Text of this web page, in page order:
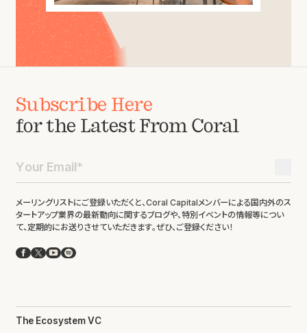
Subscribe Here
for the Latest From Coral
メーリングリストにご登録いただくと、Coral Capitalメンバーによる国内外のス
タートアップ業界の最新動向に関するブログや、特別イベントの情報等につい
て、定期的にお送りさせていただきます。ぜひ、ご登録ください！
Facebook
X YouTube
Spotify
The Ecosystem VC